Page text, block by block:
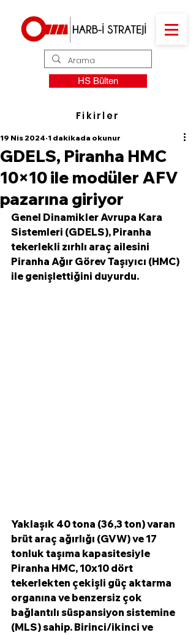
HS Bülten
Fikirler
GDELS, Piranha HMC
10×10 ile modüler AFV
pazarına giriyor
19 Nis 2024 1 dakikada okunur
Genel Dinamikler Avrupa Kara
Sistemleri (GDELS), Piranha
tekerlekli zırhlı araç ailesini
Piranha Ağır Görev Taşıyıcı (HMC)
ile genişlettiğini duyurdu.
Yaklaşık 40 tona (36,3 ton) varan
brüt araç ağırlığı (GVW) ve 17
tonluk taşıma kapasitesiyle
Piranha HMC, 10x10 dört
tekerlekten çekişli güç aktarma
organına ve benzersiz çok
bağlantılı süspansiyon sistemine
(MLS) sahip. Birinci/ikinci ve